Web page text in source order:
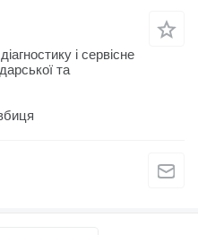
і сервісне
та